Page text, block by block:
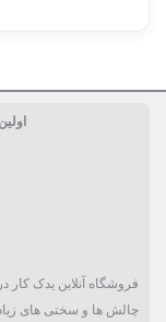
چالش ها و سختی های